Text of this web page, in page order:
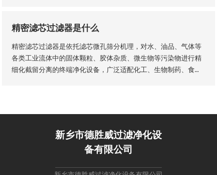
精密滤芯过滤器是什么
精密滤芯过滤器是依托滤芯微孔筛分机理，对水、油品、气体等
各类工业流体中的固体颗粒、胶体杂质、微生物等污染物进行精
细化截留分离的终端净化设备，广泛适配化工、生物制药、食品
艺。
新乡市德胜威过滤净化设
备有限公司